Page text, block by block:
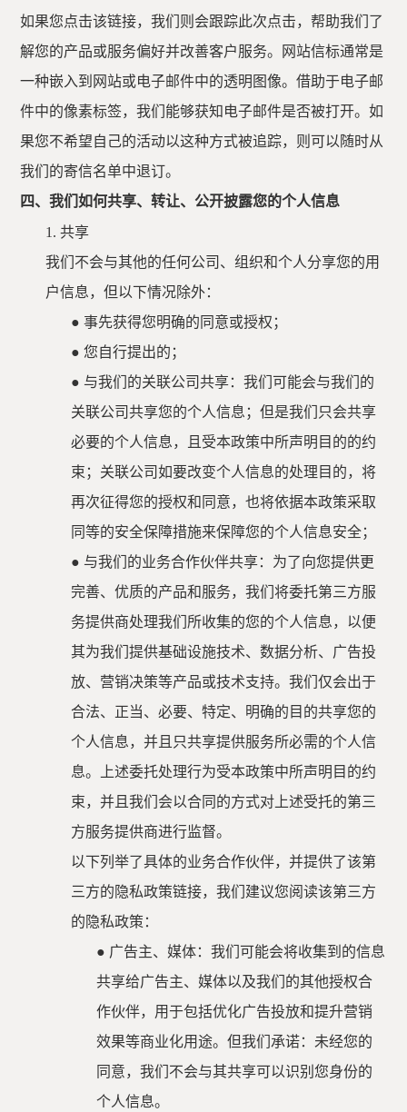
如果您点击该链接，我们则会跟踪此次点击，帮助我们了
解您的产品或服务偏好并改善客户服务。网站信标通常是
一种嵌入到网站或电子邮件中的透明图像。借助于电子邮
件中的像素标签，我们能够获知电子邮件是否被打开。如
果您不希望自己的活动以这种方式被追踪，则可以随时从
我们的寄信名单中退订。
四、我们如何共享、转让、公开披露您的个人信息
1.共享
我们不会与其他的任何公司、组织和个人分享您的用
户信息，但以下情况除外：
●事先获得您明确的同意或授权；
●您自行提出的；
● 与我们的关联公司共享：我们可能会与我们的
关联公司共享您的个人信息；但是我们只会共享
必要的个人信息，且受本政策中所声明目的的约
束；关联公司如要改变个人信息的处理目的，将
再次征得您的授权和同意，也将依据本政策采取
同等的安全保障措施来保障您的个人信息安全；
● 与我们的业务合作伙伴共享：为了向您提供更
完善、优质的产品和服务，我们将委托第三方服
务提供商处理我们所收集的您的个人信息，以便
其为我们提供基础设施技术、数据分析、广告投
放、营销决策等产品或技术支持。我们仅会出于
合法、正当、必要、特定、明确的目的共享您的
个人信息，并且只共享提供服务所必需的个人信
息。上述委托处理行为受本政策中所声明目的约
束，并且我们会以合同的方式对上述受托的第三
方服务提供商进行监督。
以下列举了具体的业务合作伙伴，并提供了该第
三方的隐私政策链接，我们建议您阅读该第三方
的隐私政策：
● 广告主、媒体：我们可能会将收集到的信息
共享给广告主、媒体以及我们的其他授权合
作伙伴，用于包括优化广告投放和提升营销
效果等商业化用途。但我们承诺：未经您的
同意，我们不会与其共享可以识别您身份的
个人信息。